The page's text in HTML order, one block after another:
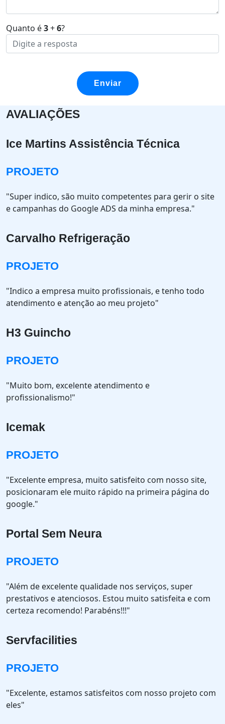
Quanto é3+6?
Enviar
AVALIAÇÕES
Ice Martins Assistência Técnica
PROJETO
"Super indico, são muito competentes para gerir o site
e campanhas do Google ADS da minha empresa."
Carvalho Refrigeração
PROJETO
"Indico a empresa muito profissionais, e tenho todo
atendimento e atenção ao meu projeto"
H3 Guincho
PROJETO
"Muito bom, excelente atendimento e
profissionalismo!"
Icemak
PROJETO
"Excelente empresa, muito satisfeito com nosso site,
posicionaram ele muito rápido na primeira página do
google."
Portal Sem Neura
PROJETO
"Além de excelente qualidade nos serviços, super
prestativos e atenciosos. Estou muito satisfeita e com
certeza recomendo! Parabéns!!!"
Servfacilities
PROJETO
"Excelente, estamos satisfeitos com nosso projeto com
eles"